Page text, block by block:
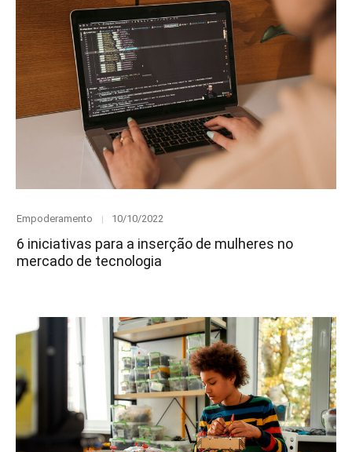
Category
Empoderamento
Posted
10/10/2022
6 iniciativas para a inserção de mulheres no
mercado de tecnologia